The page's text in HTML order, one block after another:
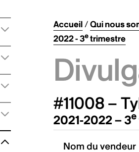
Accueil/Qui nous
2022 - 3etrimestre
#11008 –
2021-2022 – 3e
Nom du vendeur